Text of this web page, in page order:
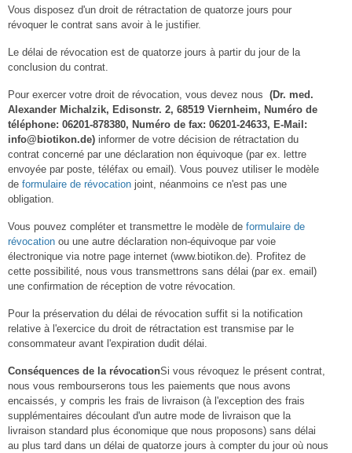
Vous disposez d'un droit de rétractation de quatorze jours pour
révoquer le contrat sans avoir à le justifier.
Le délai de révocation est de quatorze jours à partir du jour de la
conclusion du contrat.
Pour exercer votre droit de révocation, vous devez nous (Dr. med.
Alexander Michalzik, Edisonstr. 2, 68519 Viernheim, Numéro de
téléphone: 06201-878380, Numéro de fax: 06201-24633, E-Mail:
info@biotikon.de)informer de votre décision de rétractation du
contrat concerné par une déclaration non équivoque (par ex. lettre
envoyée par poste, téléfax ou email). Vous pouvez utiliser le modèle
de formulaire de révocationjoint, néanmoins ce n'est pas une
obligation.
Vous pouvez compléter et transmettre le modèle de formulaire de
révocationou une autre déclaration non-équivoque par voie
électronique via notre page internet (www.biotikon.de). Profitez de
cette possibilité, nous vous transmettrons sans délai (par ex. email)
une confirmation de réception de votre révocation.
Pour la préservation du délai de révocation suffit si la notification
relative à l'exercice du droit de rétractation est transmise par le
consommateur avant l'expiration dudit délai.
Conséquences de la révocationSi vous révoquez le présent contrat,
nous vous rembourserons tous les paiements que nous avons
encaissés, y compris les frais de livraison (à l'exception des frais
supplémentaires découlant d'un autre mode de livraison que la
livraison standard plus économique que nous proposons) sans délai
au plus tard dans un délai de quatorze jours à compter du jour où nous